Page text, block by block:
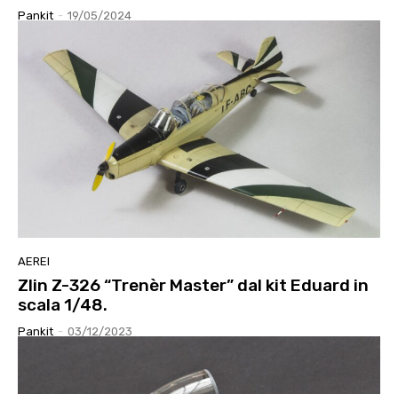
Pankit - 19/05/2024
AEREI
Zlin Z-326 “Trenèr Master” dal kit Eduard in
scala 1/48.
Pankit - 03/12/2023